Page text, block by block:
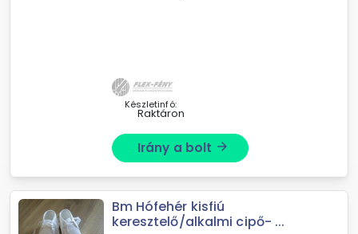
Készletinfó:
Raktáron
Irány a bolt arrow_forward
Bm Hófehér kisfiú
keresztelő/alkalmi cipő- ...